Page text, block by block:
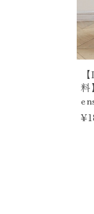
料